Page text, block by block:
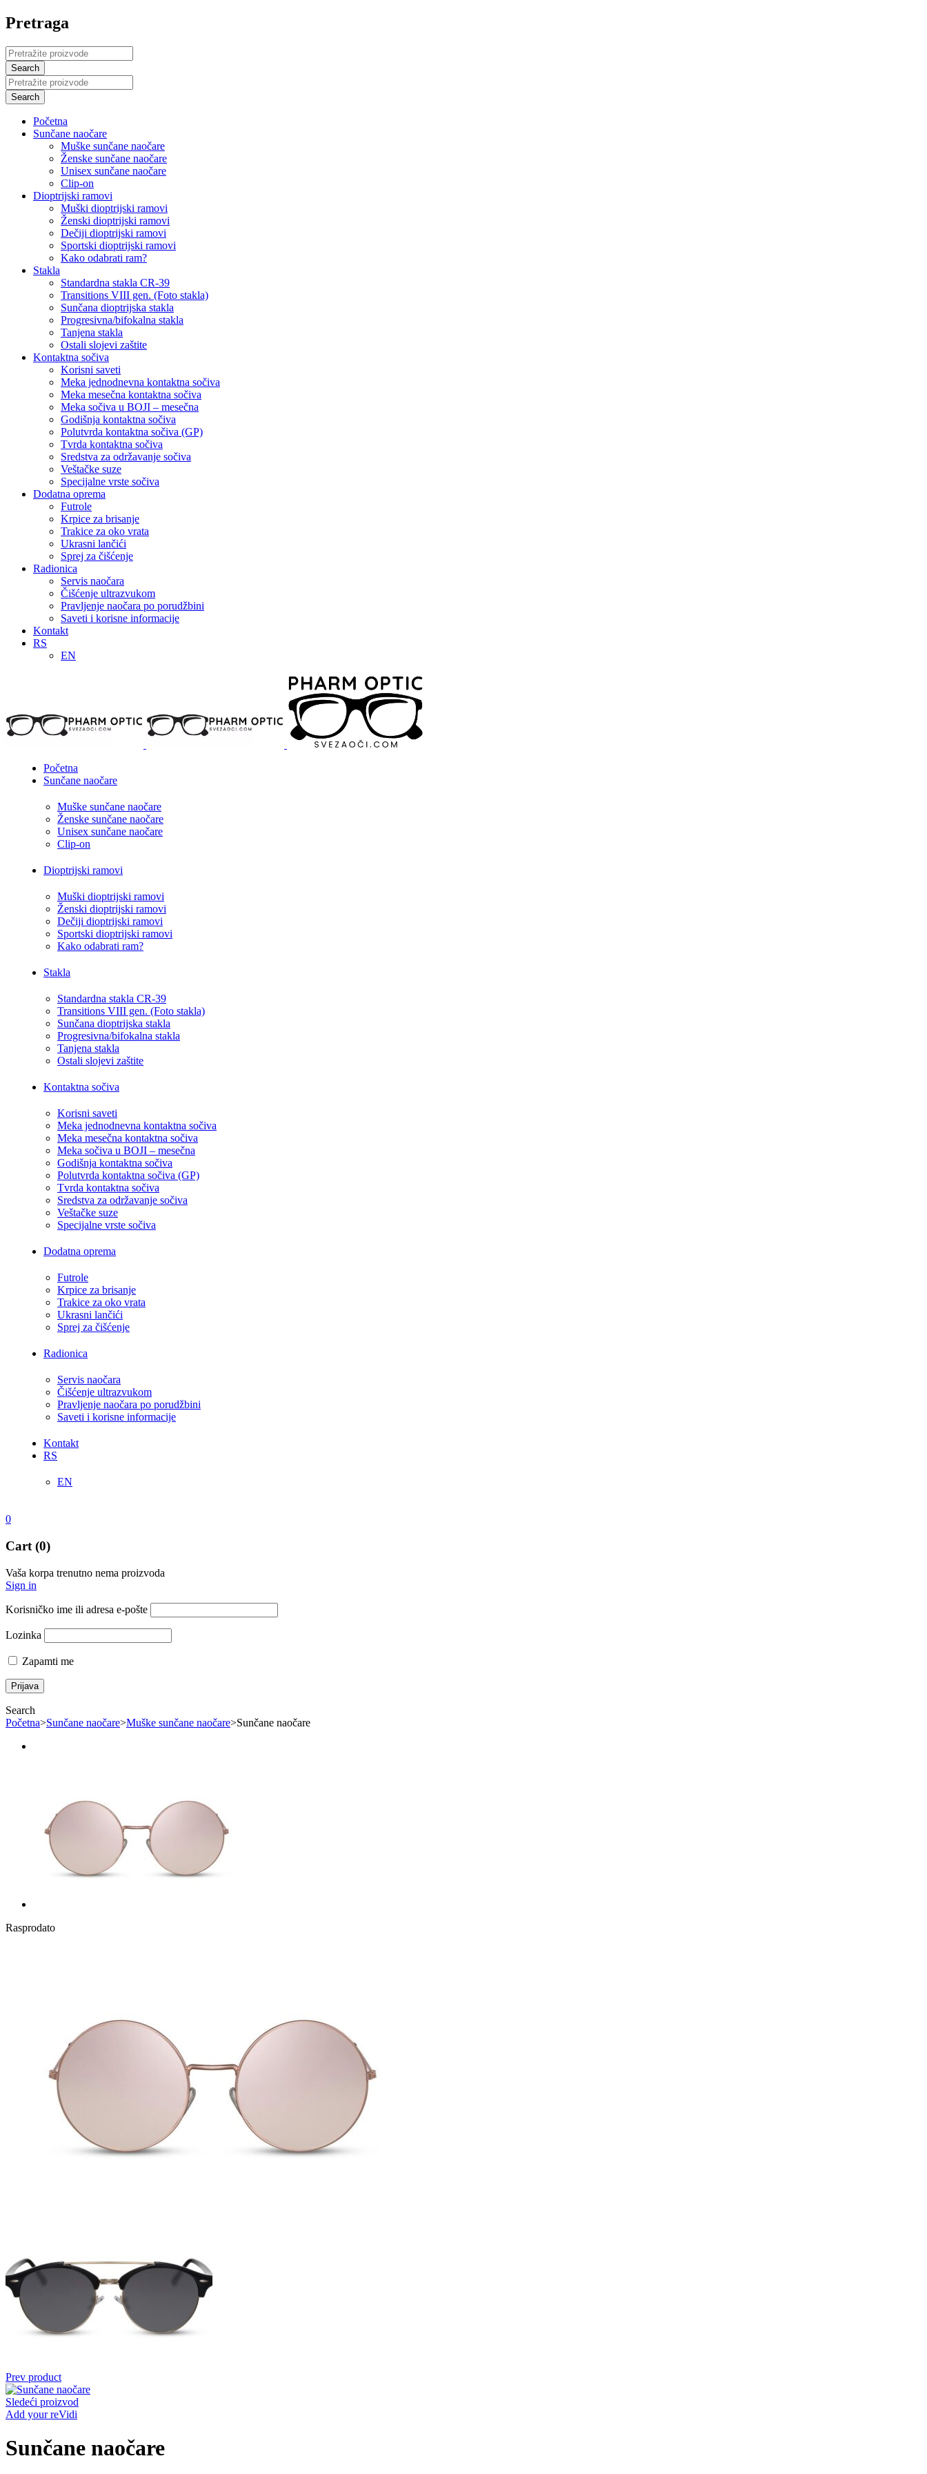
Pretraga
Početna
Sunčane naočare
Muške sunčane naočare
Ženske sunčane naočare
Unisex sunčane naočare
Clip-on
Dioptrijski ramovi
Muški dioptrijski ramovi
Ženski dioptrijski ramovi
Dečiji dioptrijski ramovi
Sportski dioptrijski ramovi
Kako odabrati ram?
Stakla
Standardna stakla CR-39
Transitions VIII gen. (Foto stakla)
Sunčana dioptrijska stakla
Progresivna/bifokalna stakla
Tanjena stakla
Ostali slojevi zaštite
Kontaktna sočiva
Korisni saveti
Meka jednodnevna kontaktna sočiva
Meka mesečna kontaktna sočiva
Meka sočiva u BOJI – mesečna
Godišnja kontaktna sočiva
Polutvrda kontaktna sočiva (GP)
Tvrda kontaktna sočiva
Sredstva za održavanje sočiva
Veštačke suze
Specijalne vrste sočiva
Dodatna oprema
Futrole
Krpice za brisanje
Trakice za oko vrata
Ukrasni lančići
Sprej za čišćenje
Radionica
Servis naočara
Čišćenje ultrazvukom
Pravljenje naočara po porudžbini
Saveti i korisne informacije
Kontakt
RS
EN
Početna
Sunčane naočare
Muške sunčane naočare
Ženske sunčane naočare
Unisex sunčane naočare
Clip-on
Dioptrijski ramovi
Muški dioptrijski ramovi
Ženski dioptrijski ramovi
Dečiji dioptrijski ramovi
Sportski dioptrijski ramovi
Kako odabrati ram?
Stakla
Standardna stakla CR-39
Transitions VIII gen. (Foto stakla)
Sunčana dioptrijska stakla
Progresivna/bifokalna stakla
Tanjena stakla
Ostali slojevi zaštite
Kontaktna sočiva
Korisni saveti
Meka jednodnevna kontaktna sočiva
Meka mesečna kontaktna sočiva
Meka sočiva u BOJI – mesečna
Godišnja kontaktna sočiva
Polutvrda kontaktna sočiva (GP)
Tvrda kontaktna sočiva
Sredstva za održavanje sočiva
Veštačke suze
Specijalne vrste sočiva
Dodatna oprema
Futrole
Krpice za brisanje
Trakice za oko vrata
Ukrasni lančići
Sprej za čišćenje
Radionica
Servis naočara
Čišćenje ultrazvukom
Pravljenje naočara po porudžbini
Saveti i korisne informacije
Kontakt
RS
EN
0
Cart (0)
Vaša korpa trenutno nema proizvoda
Sign in
Korisničko ime ili adresa e-pošte
Lozinka
Zapamti me
Search
Početna>Sunčane naočare>Muške sunčane naočare>Sunčane naočare
Rasprodato
Prev product
Sledeći proizvod
Add your reVidi
Sunčane naočare